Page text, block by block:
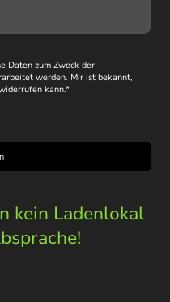
Daten zum Zweck der
werden. Mir ist bekannt,
kann.*
kein Ladenlokal